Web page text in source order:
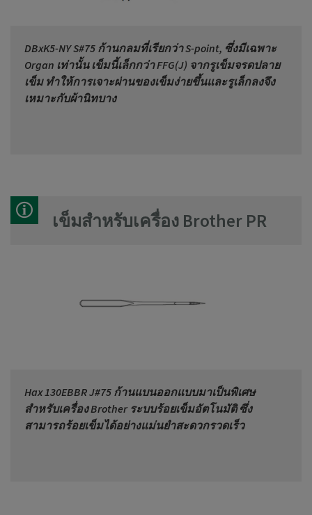
DBxK5-NY S#75 ก้านกลมที่เรียกว่า S-point, ซึ่งมีเฉพาะ
Organ เท่านั้น เข็มนี้เล็กกว่า FFG(J) จากรูเข็มจรดปลาย
เข็ม ทำให้การเจาะผ่านของเข็มง่ายขึ้นและรูเล็กลงจึง
เหมาะกับผ้านิทบาง
เข็มสำหรับเครื่อง Brother PR
Hax 130EBBR J#75 ก้านแบนออกแบบมาเป็นพิเศษ
สำหรับเครื่อง Brother ระบบร้อยเข็มอัตโนมัติ ซึ่ง
สามารถร้อยเข็มได้อย่างแม่นยำสะดวกรวดเร็ว